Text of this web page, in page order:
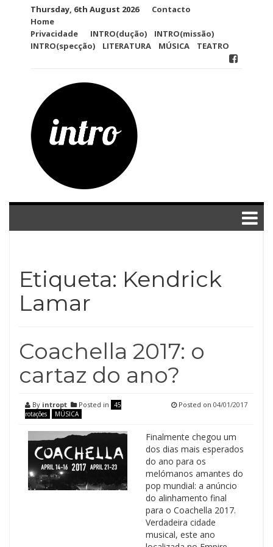
Thursday, 6th August 2026
Contacto
Home
Privacidade
INTRO(dução)
INTRO(missão)
INTRO(specção)
LITERATURA MÚSICA TEATRO
Etiqueta: Kendrick
Lamar
Coachella 2017: o
cartaz do ano?
By intropt Posted in
45
rotações
MÚSICA
Posted on 04/01/2017
Finalmente chegou um
dos dias mais esperados
do ano para os
melómanos amantes do
pop mundial: a anúncio
do alinhamento final
para o Coachella 2017.
Verdadeira cidade
musical, este ano